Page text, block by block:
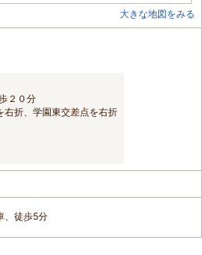
大きな地図をみる
２０分
右折、学園東交差点を右折
、徒歩5分